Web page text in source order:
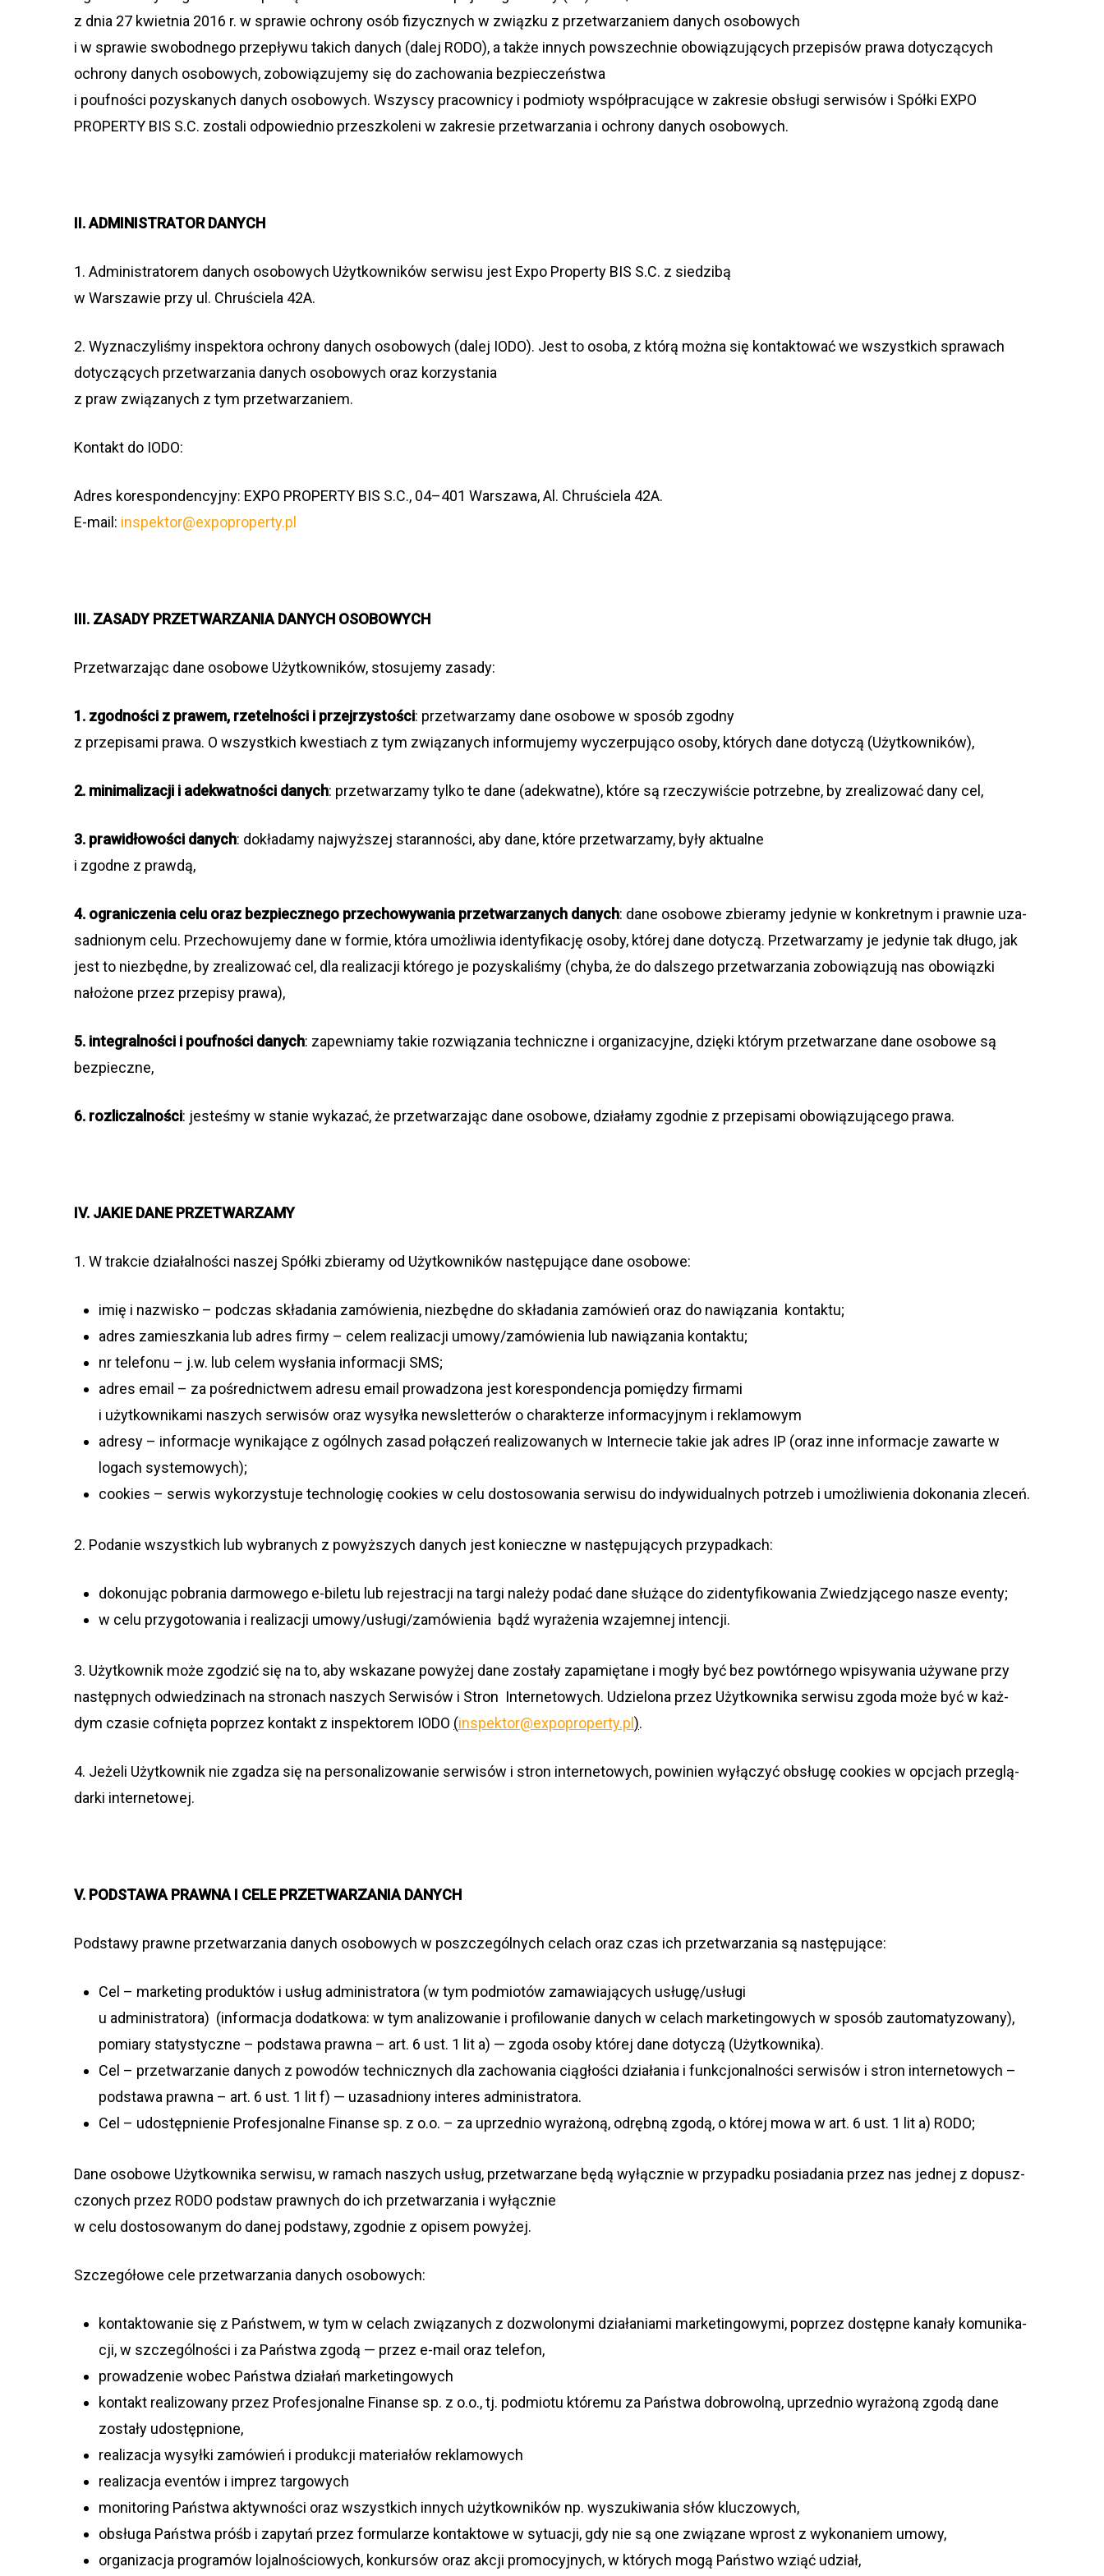
z dnia 27 kwiet­nia 2016 r. w spra­wie ochrony osób fizycz­nych w związku z prze­twa­rza­niem danych oso­bo­wych
i w spra­wie swo­bod­nego prze­pływu takich danych (dalej RODO), a także innych powszech­nie obo­wią­zu­ją­cych prze­pi­sów prawa doty­czą­cych
ochrony danych oso­bo­wych, zobo­wią­zu­jemy się do zacho­wa­nia bez­pie­czeń­stwa
i pouf­no­ści pozy­ska­nych danych oso­bo­wych. Wszy­scy pra­cow­nicy i pod­mioty współ­pra­cu­jące w zakre­sie obsługi ser­wi­sów i Spółki EXPO
PROPERTY BIS S.C. zostali odpo­wied­nio prze­szko­leni w zakre­sie prze­twa­rza­nia i ochrony danych osobowych.
II. ADMINISTRATOR DANYCH
1. Admi­ni­stra­to­rem danych oso­bo­wych Użyt­kow­ni­ków ser­wisu jest Expo Pro­perty BIS S.C. z sie­dzibą
w War­sza­wie przy ul. Chru­ściela 42A.
2. Wyzna­czy­li­śmy inspek­tora ochrony danych oso­bo­wych (dalej IODO). Jest to osoba, z którą można się kon­tak­to­wać we wszyst­kich spra­wach
doty­czą­cych prze­twa­rza­nia danych oso­bo­wych oraz korzy­sta­nia
z praw zwią­za­nych z tym przetwarzaniem.
Kon­takt do IODO:
Adres kore­spon­den­cyjny: EXPO PROPERTY BIS S.C., 04–401 War­szawa, Al. Chru­ściela 42A.
E-mail: inspektor@expoproperty.pl
III. ZASADY PRZETWARZANIA DANYCH OSOBOWYCH
Prze­twa­rza­jąc dane oso­bowe Użyt­kow­ni­ków, sto­su­jemy zasady:
1. zgod­no­ści z pra­wem, rze­tel­no­ści i przej­rzy­sto­ści: prze­twa­rzamy dane oso­bowe w spo­sób zgodny
z prze­pi­sami prawa. O wszyst­kich kwe­stiach z tym zwią­za­nych infor­mu­jemy wyczer­pu­jąco osoby, któ­rych dane doty­czą (Użytkowników),
2. mini­ma­li­za­cji i ade­kwat­no­ści danych: prze­twa­rzamy tylko te dane (ade­kwatne), które są rze­czy­wi­ście potrzebne, by zre­ali­zo­wać dany cel,
3. pra­wi­dło­wo­ści danych: dokła­damy naj­wyż­szej sta­ran­no­ści, aby dane, które prze­twa­rzamy, były aktu­alne
i zgodne z prawdą,
4. ogra­ni­cze­nia celu oraz bez­piecz­nego prze­cho­wy­wa­nia prze­twa­rza­nych danych: dane oso­bowe zbie­ramy jedy­nie w kon­kret­nym i praw­nie uza­
sad­nio­nym celu. Prze­cho­wu­jemy dane w for­mie, która umoż­li­wia iden­ty­fi­ka­cję osoby, któ­rej dane doty­czą. Prze­twa­rzamy je jedy­nie tak długo, jak
jest to nie­zbędne, by zre­ali­zo­wać cel, dla reali­za­cji któ­rego je pozy­ska­li­śmy (chyba, że do dal­szego prze­twa­rza­nia zobo­wią­zują nas obo­wiązki
nało­żone przez prze­pisy prawa),
5. inte­gral­no­ści i pouf­no­ści danych: zapew­niamy takie roz­wią­za­nia tech­niczne i orga­ni­za­cyjne, dzięki któ­rym prze­twa­rzane dane oso­bowe są
bezpieczne,
6. roz­li­czal­no­ści: jeste­śmy w sta­nie wyka­zać, że prze­twa­rza­jąc dane oso­bowe, dzia­łamy zgod­nie z prze­pi­sami obo­wią­zu­ją­cego prawa.
IV. JAKIE DANE PRZETWARZAMY
1. W trak­cie dzia­łal­no­ści naszej Spółki zbie­ramy od Użyt­kow­ni­ków nastę­pu­jące dane osobowe:
imię i nazwi­sko – pod­czas skła­da­nia zamó­wie­nia, nie­zbędne do skła­da­nia zamó­wień oraz do nawią­za­nia kontaktu;
adres zamiesz­ka­nia lub adres firmy – celem reali­za­cji umowy/zamówienia lub nawią­za­nia kontaktu;
nr tele­fonu – j.w. lub celem wysła­nia infor­ma­cji SMS;
adres email – za pośred­nic­twem adresu email pro­wa­dzona jest kore­spon­den­cja pomię­dzy fir­mami
i użyt­kow­ni­kami naszych ser­wi­sów oraz wysyłka new­slet­te­rów o cha­rak­te­rze infor­ma­cyj­nym i reklamowym
adresy – infor­ma­cje wyni­ka­jące z ogól­nych zasad połą­czeń reali­zo­wa­nych w Inter­ne­cie takie jak adres IP (oraz inne infor­ma­cje zawarte w
logach systemowych);
cookies – ser­wis wyko­rzy­stuje tech­no­lo­gię cookies w celu dosto­so­wa­nia ser­wisu do indy­wi­du­al­nych potrzeb i umoż­li­wie­nia doko­na­nia zleceń.
2. Poda­nie wszyst­kich lub wybra­nych z powyż­szych danych jest konieczne w nastę­pu­ją­cych przypadkach:
doko­nu­jąc pobra­nia dar­mo­wego e-biletu lub reje­stra­cji na targi należy podać dane słu­żące do ziden­ty­fi­ko­wa­nia Zwie­dzją­cego nasze eventy;
w celu przy­go­to­wa­nia i reali­za­cji umowy/usługi/zamówienia bądź wyra­że­nia wza­jem­nej intencji.
3. Użyt­kow­nik może zgo­dzić się na to, aby wska­zane powy­żej dane zostały zapa­mię­tane i mogły być bez powtór­nego wpi­sy­wa­nia uży­wane przy
następ­nych odwie­dzi­nach na stro­nach naszych Ser­wi­sów i Stron Inter­ne­to­wych. Udzie­lona przez Użyt­kow­nika ser­wisu zgoda może być w każ­
dym cza­sie cof­nięta poprzez kon­takt z inspek­to­rem IODO (inspektor@expoproperty.pl ).
4. Jeżeli Użyt­kow­nik nie zga­dza się na per­so­na­li­zo­wa­nie ser­wi­sów i stron inter­ne­to­wych, powi­nien wyłą­czyć obsługę cookies w opcjach prze­glą­
darki internetowej.
V. PODSTAWA PRAWNA I CELE PRZETWARZANIA DANYCH
Pod­stawy prawne prze­twa­rza­nia danych oso­bo­wych w poszcze­gól­nych celach oraz czas ich prze­twa­rza­nia są następujące:
Cel – mar­ke­ting pro­duk­tów i usług admi­ni­stra­tora (w tym pod­mio­tów zama­wia­ją­cych usługę/usługi
u admi­ni­stra­tora) (infor­ma­cja dodat­kowa: w tym ana­li­zo­wa­nie i pro­fi­lo­wa­nie danych w celach mar­ke­tin­go­wych w spo­sób zauto­ma­ty­zo­wany),
pomiary sta­ty­styczne – pod­stawa prawna – art. 6 ust. 1 lit a) — zgoda osoby któ­rej dane doty­czą (Użytkownika).
Cel – prze­twa­rza­nie danych z powo­dów tech­nicz­nych dla zacho­wa­nia cią­gło­ści dzia­ła­nia i funk­cjo­nal­no­ści ser­wi­sów i stron inter­ne­to­wych –
pod­stawa prawna – art. 6 ust. 1 lit f) — uza­sad­niony inte­res administratora.
Cel – udostępnienie Profesjonalne Finanse sp. z o.o. – za uprzednio wyrażoną, odrębną zgodą, o której mowa w art. 6 ust. 1 lit a) RODO;
Dane oso­bowe Użyt­kow­nika ser­wisu, w ramach naszych usług, prze­twa­rzane będą wyłącz­nie w przy­padku posia­da­nia przez nas jed­nej z dopusz­
czo­nych przez RODO pod­staw praw­nych do ich prze­twa­rza­nia i wyłącz­nie
w celu dosto­so­wa­nym do danej pod­stawy, zgod­nie z opi­sem powyżej.
Szcze­gó­łowe cele prze­twa­rza­nia danych osobowych:
kon­tak­to­wa­nie się z Pań­stwem, w tym w celach zwią­za­nych z dozwo­lo­nymi dzia­ła­niami mar­ke­tin­go­wymi, poprzez dostępne kanały komu­ni­ka­
cji, w szcze­gól­no­ści i za Pań­stwa zgodą — przez e-mail oraz telefon,
pro­wa­dze­nie wobec Pań­stwa dzia­łań marketingowych
kontakt realizowany przez Profesjonalne Finanse sp. z o.o., tj. podmiotu któremu za Państwa dobrowolną, uprzednio wyrażoną zgodą dane
zostały udostępnione,
reali­za­cja wysyłki zamó­wień i pro­duk­cji mate­ria­łów reklamowych
reali­za­cja even­tów i imprez targowych
moni­to­ring Pań­stwa aktyw­no­ści oraz wszyst­kich innych użyt­kow­ni­ków np. wyszu­ki­wa­nia słów kluczowych,
obsługa Pań­stwa próśb i zapy­tań przez for­mu­la­rze kon­tak­towe w sytu­acji, gdy nie są one zwią­zane wprost z wyko­na­niem umowy,
orga­ni­za­cja pro­gra­mów lojal­no­ścio­wych, kon­kur­sów oraz akcji pro­mo­cyj­nych, w któ­rych mogą Pań­stwo wziąć udział,